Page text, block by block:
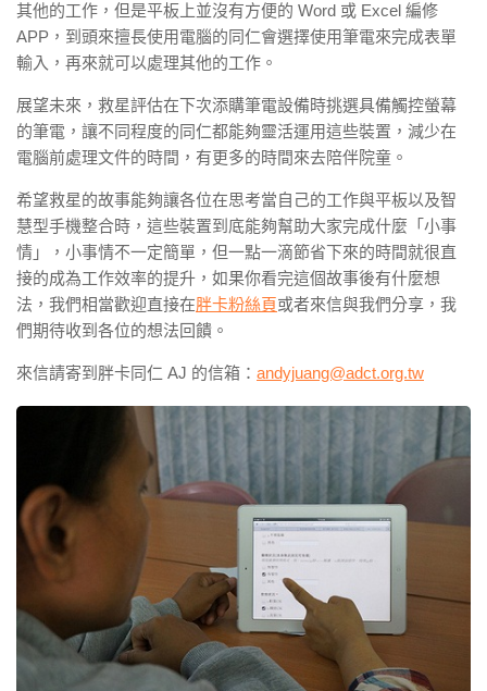
其他的工作，但是平板上並沒有方便的 Word 或 Excel 編修
APP，到頭來擅長使用電腦的同仁會選擇使用筆電來完成表單
輸入，再來就可以處理其他的工作。
展望未來，救星評估在下次添購筆電設備時挑選具備觸控螢幕
的筆電，讓不同程度的同仁都能夠靈活運用這些裝置，減少在
電腦前處理文件的時間，有更多的時間來去陪伴院童。
希望救星的故事能夠讓各位在思考當自己的工作與平板以及智
慧型手機整合時，這些裝置到底能夠幫助大家完成什麼「小事
情」，小事情不一定簡單，但一點一滴節省下來的時間就很直
接的成為工作效率的提升，如果你看完這個故事後有什麼想
法，我們相當歡迎直接在胖卡粉絲頁或者來信與我們分享，我
們期待收到各位的想法回饋。
來信請寄到胖卡同仁 AJ 的信箱： andyjuang@adct.org.tw